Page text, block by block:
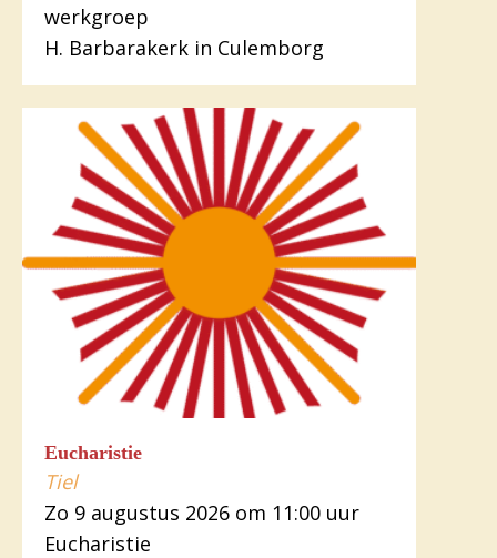
werkgroep
H. Barbarakerk in Culemborg
Eucharistie
Tiel
Zo 9 augustus 2026 om 11:00 uur
Eucharistie